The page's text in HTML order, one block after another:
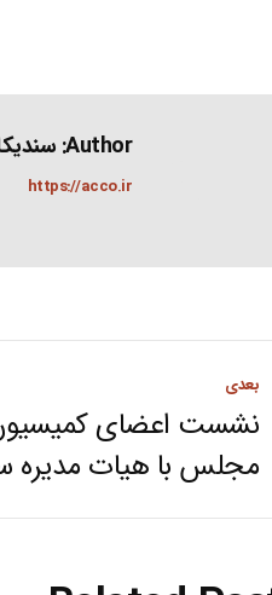
Author:
https://acco.ir
Post
بعدی
post:
نشست اعضای
مجلس با هیات مدیره